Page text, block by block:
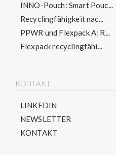
INNO-Pouch: Smart Pouc...
Recyclingfähigkeit nac...
PPWR und Flexpack A: R...
Flexpack recyclingfähi...
KONTAKT
LINKEDIN
NEWSLETTER
KONTAKT